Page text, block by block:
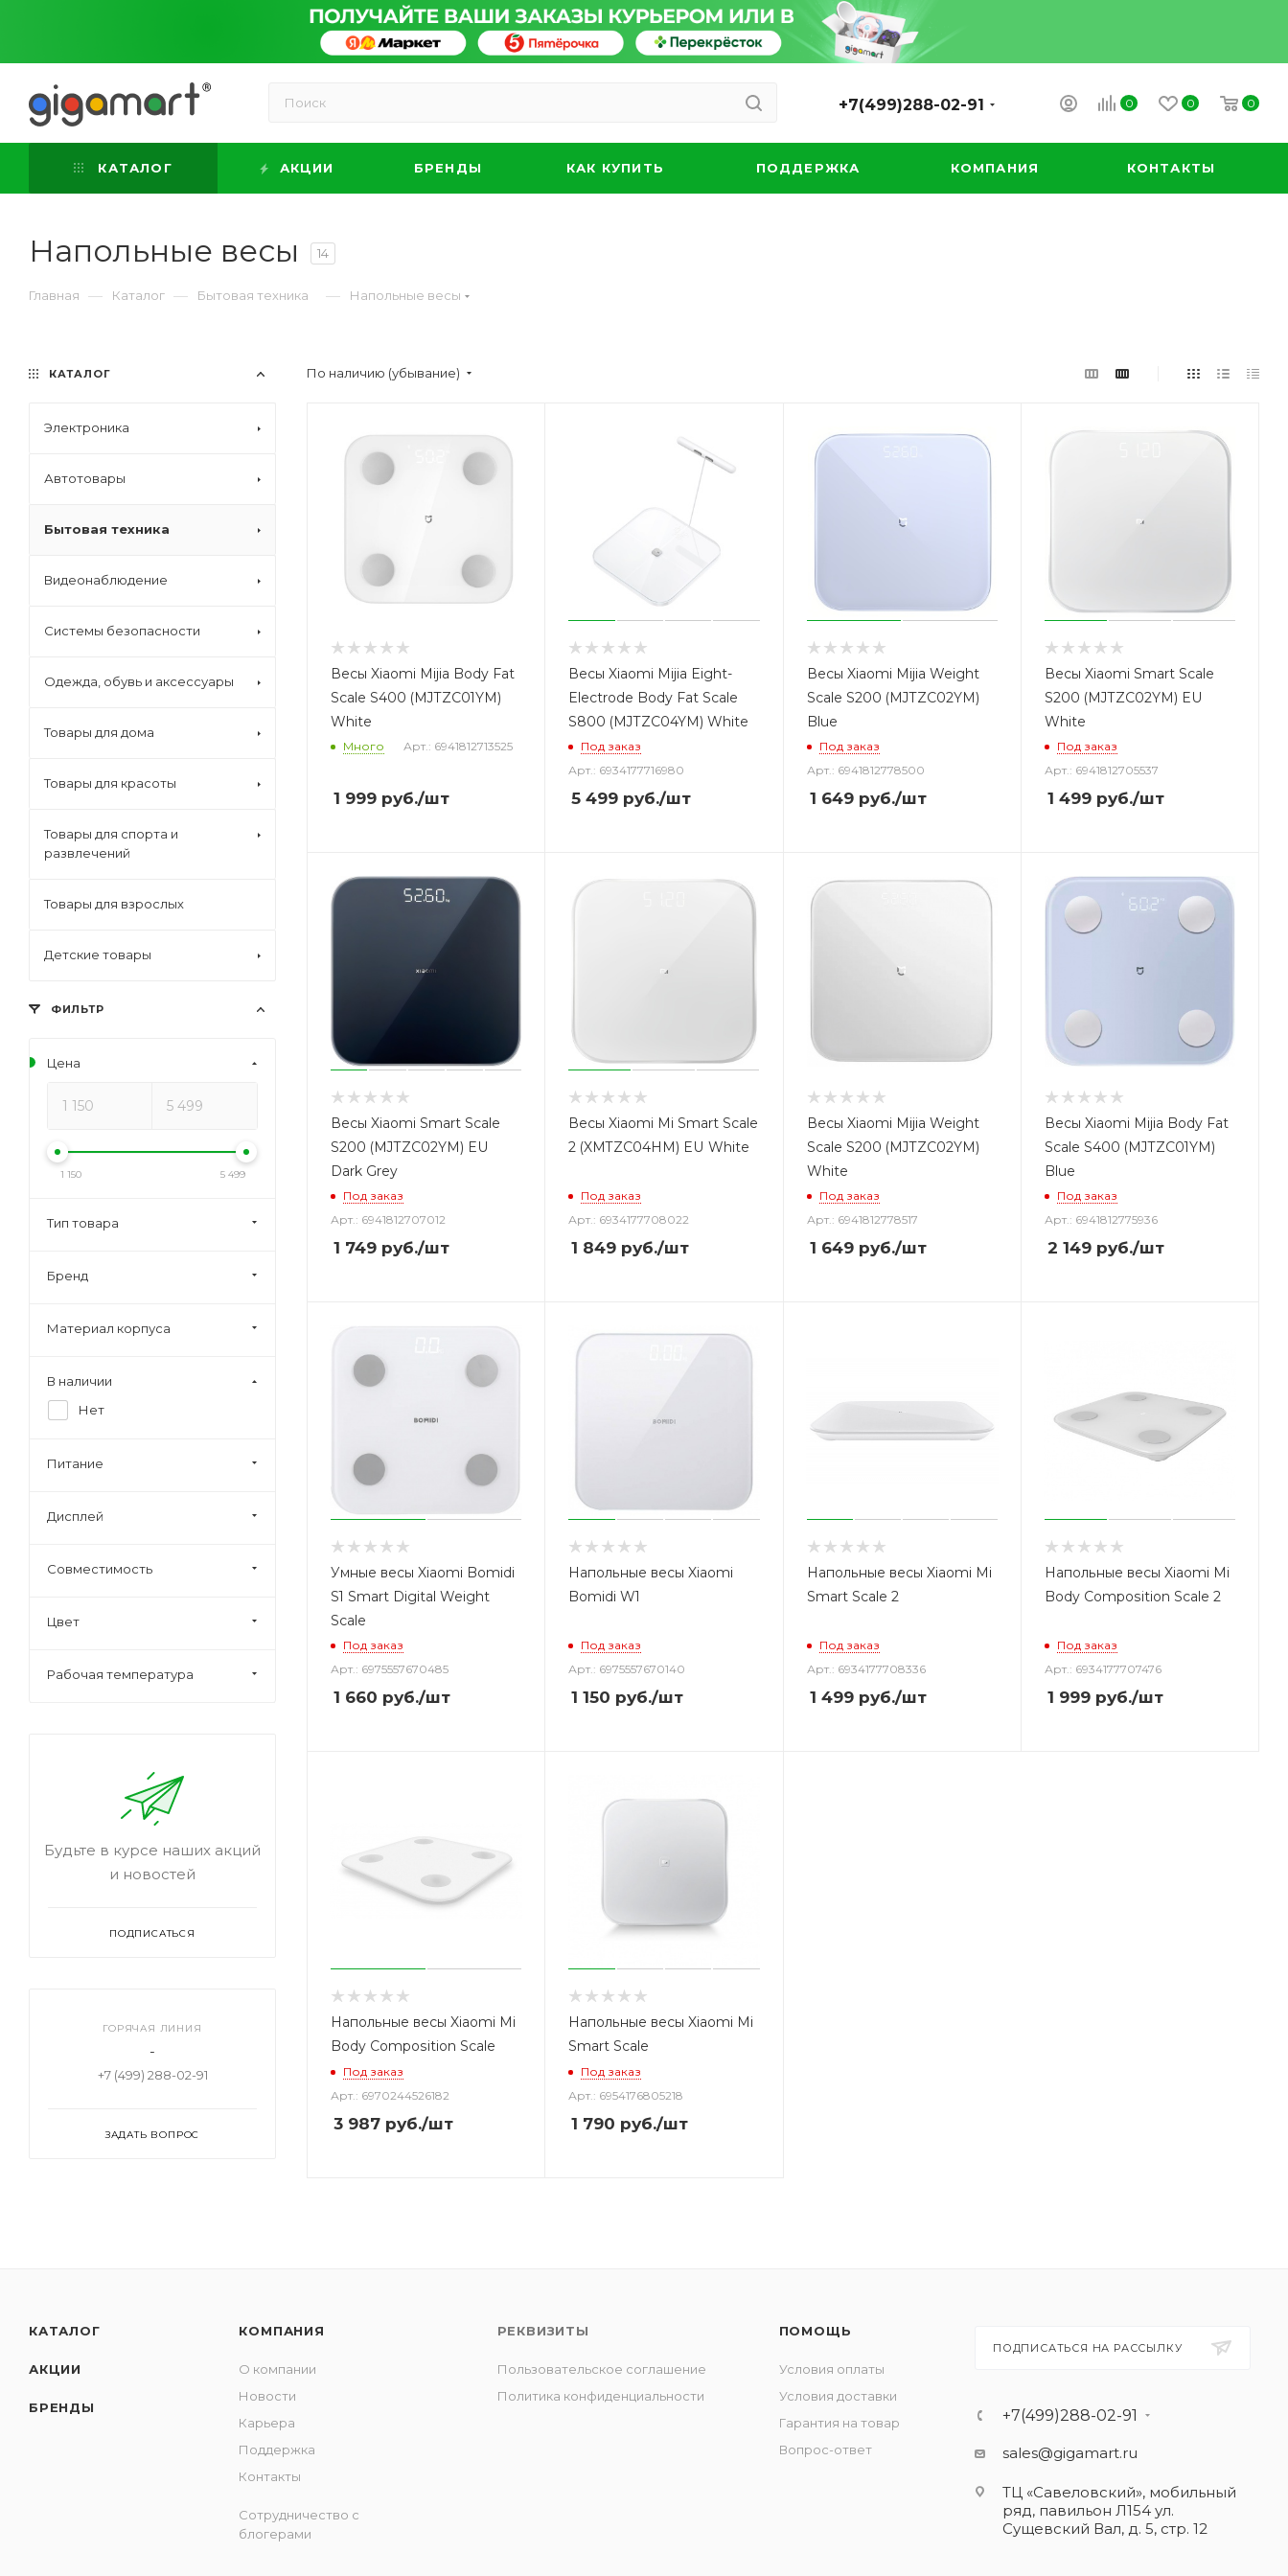
0 0 0
+7(499)288-02-91
КАТАЛОГ АКЦИИ БРЕНДЫ КАК КУПИТЬ ПОДДЕРЖКА КОМПАНИЯ КОНТАКТЫ
Напольные весы 14
Главная — Каталог — Бытовая техника — Напольные весы
По наличию (убывание)
Весы Xiaomi Mijia Body Fat
Scale S400 (MJTZC01YM)
White
Много Арт.: 6941812713525
1 999 руб./шт
Весы Xiaomi Mijia Eight-
Electrode Body Fat Scale
S800 (MJTZC04YM) White
Под заказ
Арт.: 6934177716980
5 499 руб./шт
Весы Xiaomi Mijia Weight
Scale S200 (MJTZC02YM)
Blue
Под заказ
Арт.: 6941812778500
1 649руб./шт
Весы Xiaomi Smart Scale
S200 (MJTZC02YM) EU
White
Под заказ
Арт.: 6941812705537
1 499руб./шт
Весы Xiaomi Smart Scale
S200 (MJTZC02YM) EU
Dark Grey
Под заказ
Арт.: 6941812707012
1 749 руб./шт
Весы Xiaomi Mi Smart Scale
2 (XMTZC04HM) EU White
Под заказ
Арт.: 6934177708022
1 849 руб./шт
Весы Xiaomi Mijia Weight
Scale S200 (MJTZC02YM)
White
Под заказ
Арт.: 6941812778517
1 649руб./шт
Весы Xiaomi Mijia Body Fat
Scale S400 (MJTZC01YM)
Blue
Под заказ
Арт.: 6941812775936
2 149руб./шт
Умные весы Xiaomi Bomidi
S1 Smart Digital Weight
Scale
Под заказ
Арт.: 6975557670485
1 660 руб./шт
Напольные весы Xiaomi
Bomidi W1
Под заказ
Арт.: 6975557670140
1 150 руб./шт
Напольные весы Xiaomi Mi
Smart Scale 2
Под заказ
Арт.: 6934177708336
1 499руб./шт
Напольные весы Xiaomi Mi
Body Composition Scale 2
Под заказ
Арт.: 6934177707476
1 999руб./шт
Напольные весы Xiaomi Mi
Body Composition Scale
Под заказ
Арт.: 6970244526182
3 987 руб./шт
Напольные весы Xiaomi Mi
Smart Scale
Под заказ
Арт.: 6954176805218
1 790 руб./шт
КАТАЛОГ
Электроника
Автотовары
Бытовая техника
Видеонаблюдение
Системы безопасности
Одежда, обувь и аксессуары
Товары для дома
Товары для красоты
Товары для спорта и
развлечений
Товары для взрослых
Детские товары
ФИЛЬТР
Цена
1 150 5 499
Тип товара
Бренд
Материал корпуса
В наличии
Нет
Питание
Дисплей
Совместимость
Цвет
Рабочая температура
Будьте в курсе наших акций
и новостей
ПОДПИСАТЬСЯ
ГОРЯЧАЯ ЛИНИЯ
-
+7 (499) 288-02-91
ЗАДАТЬ ВОПРОС
КАТАЛОГ
АКЦИИ
БРЕНДЫ
КОМПАНИЯ
О компании
Новости
Карьера
Поддержка
Контакты
Сотрудничество с
блогерами
РЕКВИЗИТЫ
Пользовательское соглашение
Политика конфиденциальности
ПОМОЩЬ
Условия оплаты
Условия доставки
Гарантия на товар
Вопрос-ответ
ПОДПИСАТЬСЯ НА РАССЫЛКУ
+7(499)288-02-91
sales@gigamart.ru
ТЦ «Савеловский», мобильный
ряд, павильон Л154 ул.
Сущевский Вал, д. 5, стр. 12